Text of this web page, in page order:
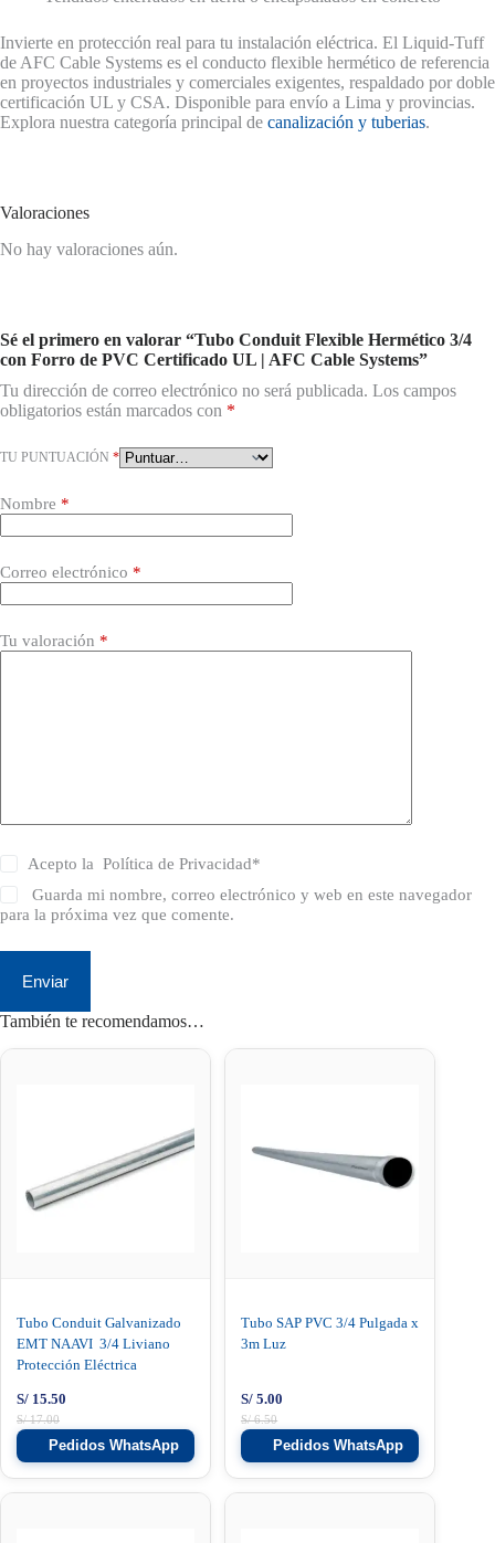
Invierte en protección real para tu instalación eléctrica. El Liquid-Tuff
de AFC Cable Systems es el conducto flexible hermético de referencia
en proyectos industriales y comerciales exigentes, respaldado por doble
certificación UL y CSA. Disponible para envío a Lima y provincias.
Explora nuestra categoría principal de canalización y tuberias.
Valoraciones
No hay valoraciones aún.
Sé el primero en valorar “Tubo Conduit Flexible Hermético 3/4
con Forro de PVC Certificado UL | AFC Cable Systems”
Tu dirección de correo electrónico no será publicada. Los campos
obligatorios están marcados con *
TU PUNTUACIÓN *
Nombre *
Correo electrónico *
Tu valoración *
Acepto laPolítica de Privacidad*
Guarda mi nombre, correo electrónico y web en este navegador
para la próxima vez que comente.
Enviar
También te recomendamos…
Tubo Conduit Galvanizado
EMT NAAVI 3/4 Liviano
Protección Eléctrica
S/17.00
S/ 15.50
Pedidos WhatsApp
Tubo SAP PVC 3/4 Pulgada x
3m Luz
S/6.50
S/ 5.00
Pedidos WhatsApp